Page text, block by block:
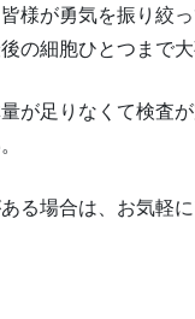
様が勇気を振り絞
の細胞ひとつまで
が足りなくて検査
る場合は、お気軽